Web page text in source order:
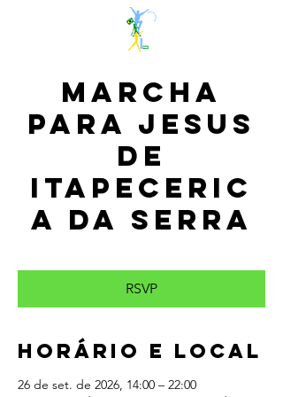
Marcha
para Jesus
de
Itapeceric
a da Serra
RSVP
Horário e local
26 de set. de 2026, 14:00 – 22:00